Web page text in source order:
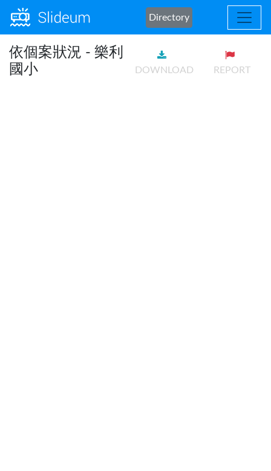
Directory
依個案狀況 - 樂利
國小
DOWNLOAD REPORT